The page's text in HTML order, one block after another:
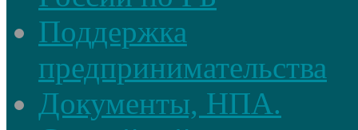
Поддержка
предпринимательства
Документы, НПА.